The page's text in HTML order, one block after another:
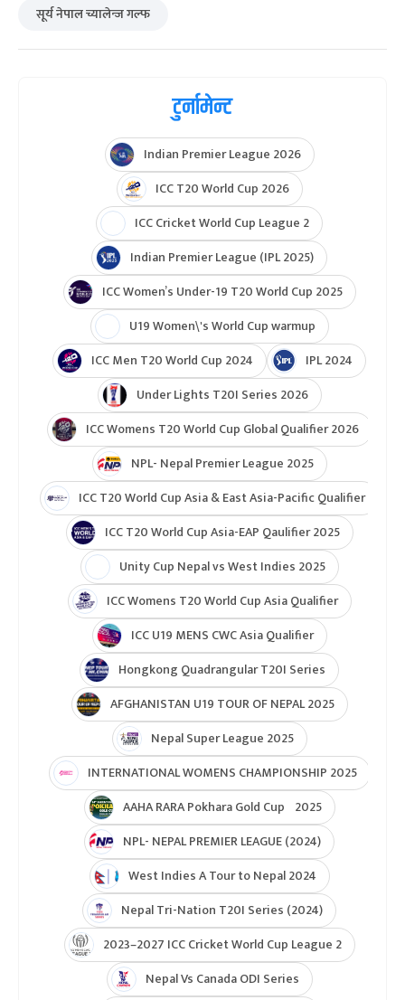
सूर्य नेपाल च्यालेन्ज गल्फ
टुर्नामेन्ट
Indian Premier League 2026
ICC T20 World Cup 2026
ICC Cricket World Cup League 2
Indian Premier League (IPL 2025)
ICC Women’s Under-19 T20 World Cup 2025
U19 Women\'s World Cup warmup
ICC Men T20 World Cup 2024
IPL 2024
Under Lights T20I Series 2026
ICC Womens T20 World Cup Global Qualifier 2026
NPL- Nepal Premier League 2025
ICC T20 World Cup Asia & East Asia-Pacific Qualifier
ICC T20 World Cup Asia-EAP Qaulifier 2025
Unity Cup Nepal vs West Indies 2025
ICC Womens T20 World Cup Asia Qualifier
ICC U19 MENS CWC Asia Qualifier
Hongkong Quadrangular T20I Series
AFGHANISTAN U19 TOUR OF NEPAL 2025
Nepal Super League 2025
INTERNATIONAL WOMENS CHAMPIONSHIP 2025
AAHA RARA Pokhara Gold Cup 2025
NPL- NEPAL PREMIER LEAGUE (2024)
West Indies A Tour to Nepal 2024
Nepal Tri-Nation T20I Series (2024)
2023–2027 ICC Cricket World Cup League 2
Nepal Vs Canada ODI Series